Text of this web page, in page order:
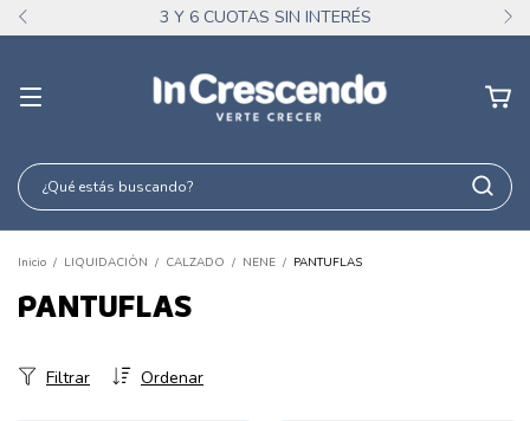
3 Y 6 CUOTAS SIN INTERÉS
Inicio / LIQUIDACIÓN / CALZADO / NENE / PANTUFLAS
PANTUFLAS
Ordenar
Filtrar